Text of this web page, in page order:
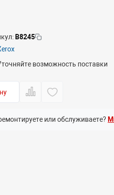
B8245
возможность поставки
или обслуживаете?